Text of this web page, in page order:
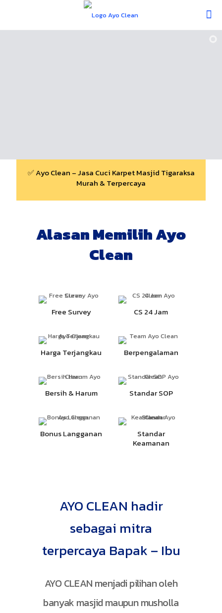
✅ Ayo Clean – Jasa Cuci Karpet Masjid Tigaraksa
Murah & Terpercaya
Alasan Memilih Ayo
Clean
Free Survey CS 24 Jam
Harga Terjangkau Berpengalaman
Bersih & Harum Standar SOP
Bonus Langganan
Standar
Keamanan
AYO CLEAN hadir
sebagai mitra
terpercaya Bapak – Ibu
AYO CLEAN menjadi pilihan oleh
banyak masjid maupun musholla